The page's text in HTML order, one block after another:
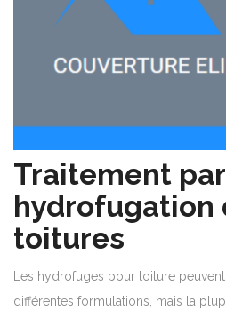
Traitement par
hydrofugation
toitures
Les hydrofuges pour toiture
différentes formulations, mais la